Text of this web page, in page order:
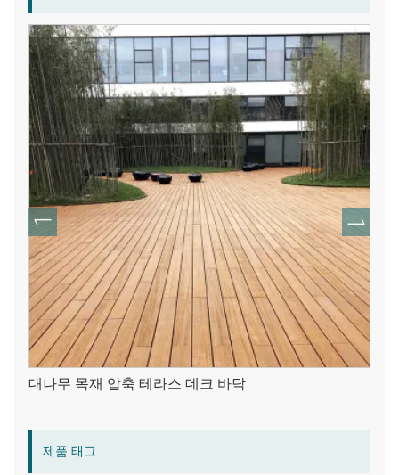
대나무 목재 압축 테라스 데크 바닥
제품 태그